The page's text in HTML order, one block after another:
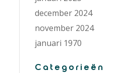
december 2024
november 2024
januari 1970
Categorieën